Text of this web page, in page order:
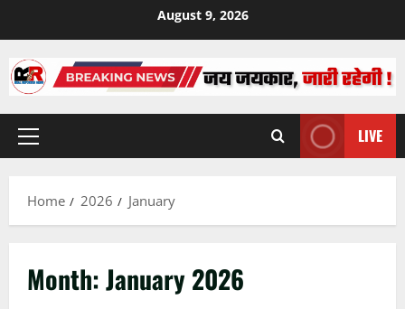
content
August 9, 2026
Primary
LIVE
Home 2026 January
Month:January 2026